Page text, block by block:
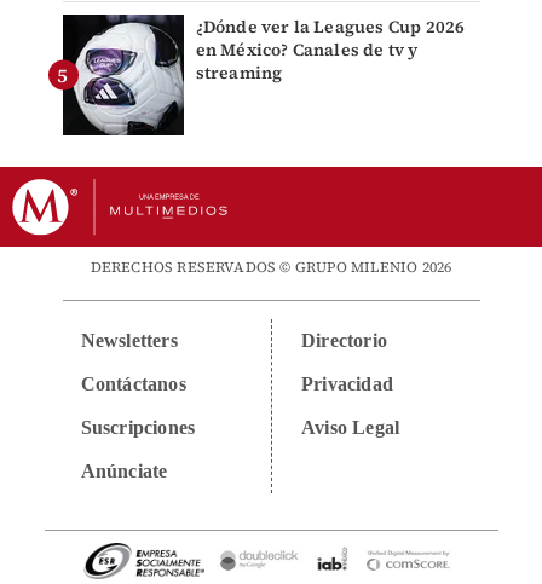
¿Dónde ver la Leagues Cup 2026
en México? Canales de tv y
streaming
DERECHOS RESERVADOS © GRUPO MILENIO 2026
Newsletters
Contáctanos
Suscripciones
Anúnciate
Directorio
Privacidad
Aviso Legal